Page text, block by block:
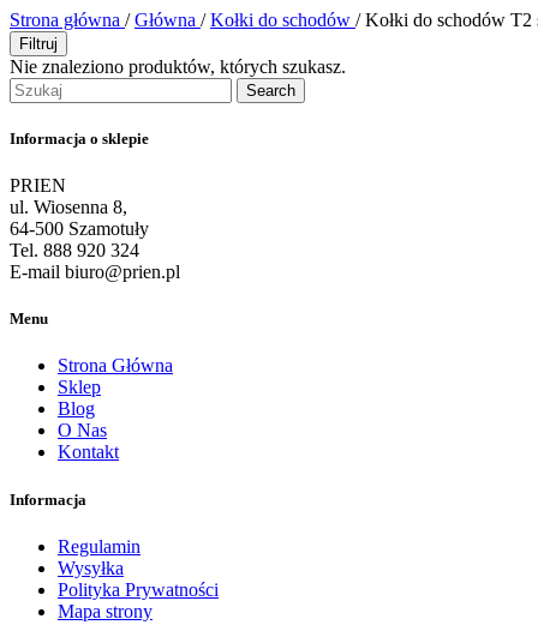
Strona główna / Główna / Kołki do schodów / Kołki do schodów T2
Filtruj
Nie znaleziono produktów, których szukasz.
Search
Informacja o sklepie
PRIEN
ul. Wiosenna 8,
64-500 Szamotuły
Tel. 888 920 324
E-mail biuro@prien.pl
Menu
Strona Główna
Sklep
Blog
O Nas
Kontakt
Informacja
Regulamin
Wysyłka
Polityka Prywatności
Mapa strony